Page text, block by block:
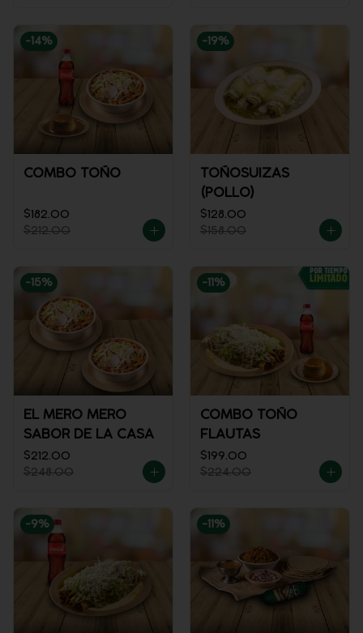
-14%
COMBO TOÑO
$182.00
$212.00
-19%
TOÑOSUIZAS
(POLLO)
$128.00
$158.00
-15%
EL MERO MERO
SABOR DE LA CASA
$212.00
$248.00
-11 %
COMBO TOÑO
FLAUTAS
$199.00
$224.00
-9% -11 %